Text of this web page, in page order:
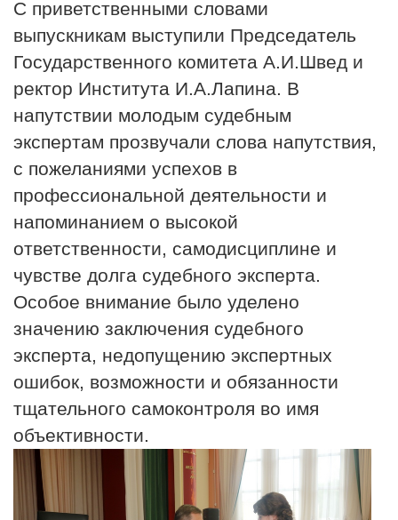
С приветственными словами
выпускникам выступили Председатель
Государственного комитета А.И.Швед и
ректор Института И.А.Лапина. В
напутствии молодым судебным
экспертам прозвучали слова напутствия,
с пожеланиями успехов в
профессиональной деятельности и
напоминанием о высокой
ответственности, самодисциплине и
чувстве долга судебного эксперта.
Особое внимание было уделено
значению заключения судебного
эксперта, недопущению экспертных
ошибок, возможности и обязанности
тщательного самоконтроля во имя
объективности.